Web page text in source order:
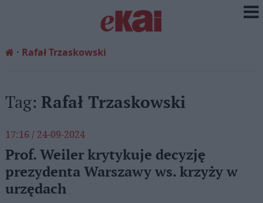
Rafał Trzaskowski
Tag: Rafał Trzaskowski
17:16 / 24-09-2024
Prof. Weiler krytykuje decyzję
prezydenta Warszawy ws. krzyży w
urzędach